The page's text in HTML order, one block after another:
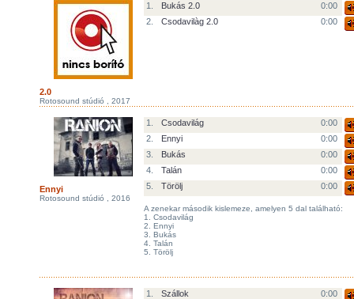
2.0
Rotosound stúdió , 2017
1. Bukás 2.0
0:00
2.
Csodavilàg 2.0 0:00
Ennyi
Rotosound stúdió , 2016
1. Csodavilág
0:00
2.
Ennyi
0:00
3.
Bukás
0:00
4.
Talán
0:00
5.
Törölj 0:00
A zenekar második kislemeze, amelyen 5 dal található:
1. Csodavilág
2. Ennyi
3. Bukás
4. Talán
5. Törölj
1. Szállok
0:00